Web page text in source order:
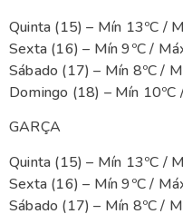
Quinta (15) – Mín 13ºC /
Sexta (16) – Mín 9ºC /
Sábado (17) – Mín 8ºC /
Domingo (18) – Mín 10ºC
GARÇA
Quinta (15) – Mín 13ºC /
Sexta (16) – Mín 9ºC /
Sábado (17) – Mín 8ºC /